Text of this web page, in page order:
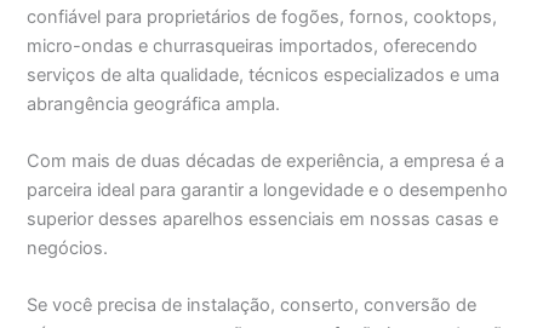
confiável para proprietários de fogões, fornos, cooktops,
micro-ondas e churrasqueiras importados, oferecendo
serviços de alta qualidade, técnicos especializados e uma
abrangência geográfica ampla.
Com mais de duas décadas de experiência, a empresa é a
parceira ideal para garantir a longevidade e o desempenho
superior desses aparelhos essenciais em nossas casas e
negócios.
Se você precisa de instalação, conserto, conversão de